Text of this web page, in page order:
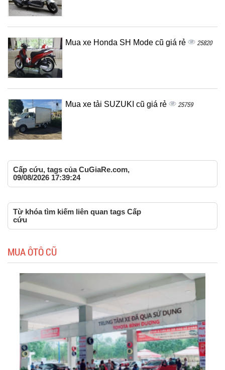
Mua xe Honda SH Mode cũ giá rẻ 25820
Mua xe tải SUZUKI cũ giá rẻ 25759
Cấp cứu, tags của CuGiaRe.com,
09/08/2026 17:39:24
Từ khóa tìm kiếm liên quan tags Cấp
cứu
MUA ÔTÔ CŨ